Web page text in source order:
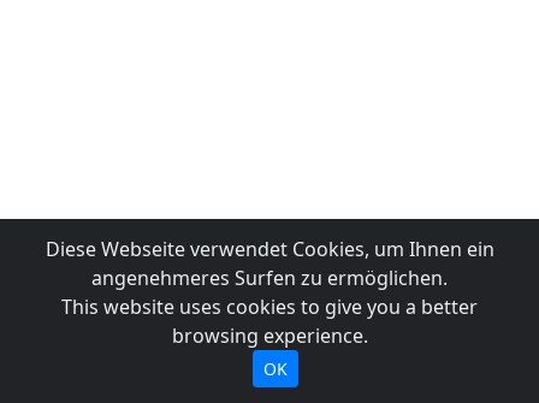
Diese Webseite verwendet Cookies, um Ihnen ein
angenehmeres Surfen zu ermöglichen.
This website uses cookies to give you a better
browsing experience.
OK